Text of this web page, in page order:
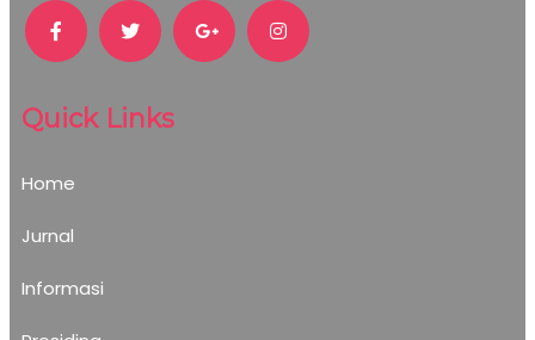
Quick Links
Home
Jurnal
Informasi